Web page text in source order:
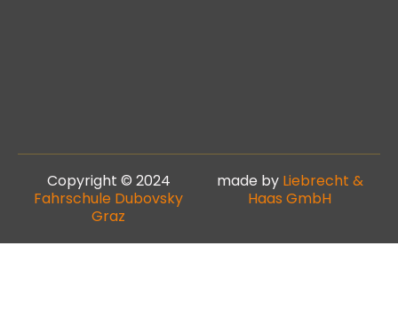
Copyright © 2024
Fahrschule Dubovsky
Graz
made by Liebrecht &
Haas GmbH